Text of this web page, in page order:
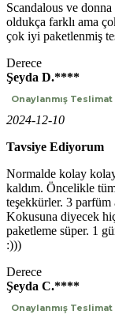
Scandalous ve
oldukça farklı ama
çok iyi paketlenmiş
Derece
Şeyda D.****
Onaylanmış Teslimat
2024-12-10
Tavsiye Ediyorum
Normalde kolay
kaldım. Öncelikle
teşekkürler. 3 parfüm
Kokusuna diyecek
paketleme süper. 1
:)))
Derece
Şeyda C.****
Onaylanmış Teslimat